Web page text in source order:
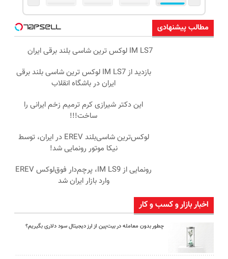
مطالب پیشنهادی
IM LS7 لوکس ترین شاسی بلند برقی ایران
بازدید از IM LS7 لوکس ترین شاسی بلند برقی
ایران در باشگاه انقلاب
این دکتر شیرازی کرم ترمیم زخم ایرانی را
ساخت!!!
لوکس‌ترین شاسی‌بلند EREV در ایران، توسط
نیکا موتور رونمایی شد!
رونمایی از IM LS9، پرچم‌دار فوق‌لوکس EREV
وارد بازار ایران شد
اخبار بازار و کسب و کار
چطور بدون معامله در بیت‌پین از ارز دیجیتال سود دلاری بگیریم؟